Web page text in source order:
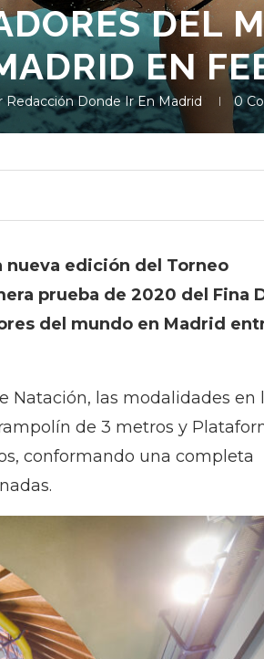
DEL
EN
Redacción Donde Ir En Madrid 0
nueva edición del Torneo
prueba de 2020 del Fina
del mundo en Madrid
Natación, las modalidades en
de 3 metros y
conformando una completa